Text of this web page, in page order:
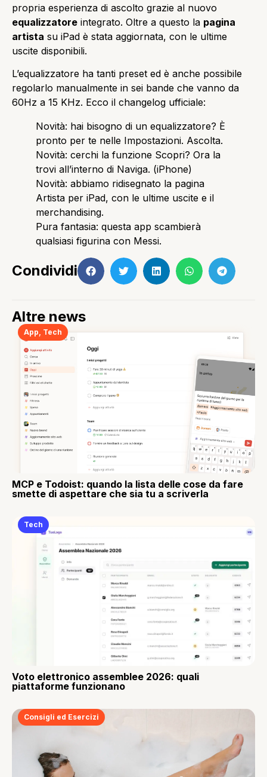
propria esperienza di ascolto grazie al nuovo
equalizzatore integrato. Oltre a questo la pagina
artista su iPad è stata aggiornata, con le ultime
uscite disponibili.
L’equalizzatore ha tanti preset ed è anche possibile
regolarlo manualmente in sei bande che vanno da
60Hz a 15 KHz. Ecco il changelog ufficiale:
Novità: hai bisogno di un equalizzatore? È
pronto per te nelle Impostazioni. Ascolta.
Novità: cerchi la funzione Scopri? Ora la
trovi all’interno di Naviga. (iPhone)
Novità: abbiamo ridisegnato la pagina
Artista per iPad, con le ultime uscite e il
merchandising.
Pura fantasia: questa app scambierà
qualsiasi figurina con Messi.
Condividi
Altre news
App Tech
MCP e Todoist: quando la lista delle cose da fare
smette di aspettare che sia tu a scriverla
Tech
Voto elettronico assemblee 2026: quali
piattaforme funzionano
Consigli ed Esercizi